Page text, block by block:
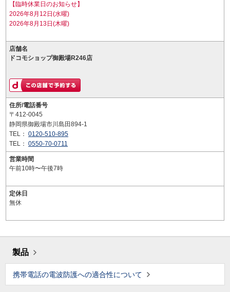
【臨時休業日のお知らせ】
2026年8月12日(水曜)
2026年8月13日(木曜)
店舗名
ドコモショップ御殿場R246店
住所/電話番号
〒412-0045
静岡県御殿場市川島田894-1
TEL： 0120-510-895
TEL： 0550-70-0711
営業時間
午前10時〜午後7時
定休日
無休
製品
携帯電話の電波防護への適合性について